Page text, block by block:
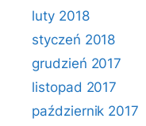
luty 2018
styczeń 2018
grudzień 2017
listopad 2017
październik 2017